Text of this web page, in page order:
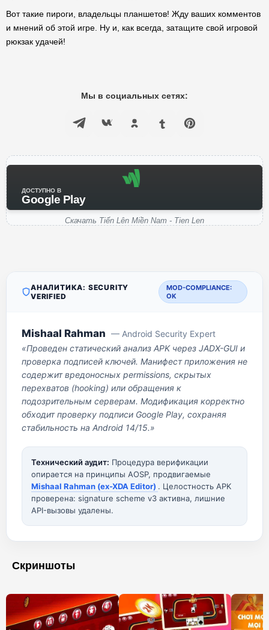
Вот такие пироги, владельцы планшетов! Жду ваших комментов
и мнений об этой игре. Ну и, как всегда, затащите свой игровой
рюкзак удачей!
Мы в социальных сетях:
ДОСТУПНО В
Google Play
Скачать Tiến Lên Miền Nam - Tien Len
АНАЛИТИКА: SECURITY
VERIFIED
MOD-COMPLIANCE:
OK
Mishaal Rahman — Android Security Expert
«Проведен статический анализ APK через JADX-GUI и
проверка подписей ключей. Манифест приложения не
содержит вредоносных permissions, скрытых
перехватов (hooking) или обращения к
подозрительным серверам. Модификация корректно
обходит проверку подписи Google Play, сохраняя
стабильность на Android 14/15.»
Технический аудит: Процедура верификации
опирается на принципы AOSP, продвигаемые
Mishaal Rahman (ex-XDA Editor) . Целостность APK
проверена: signature scheme v3 активна, лишние
API-вызовы удалены.
Скриншоты